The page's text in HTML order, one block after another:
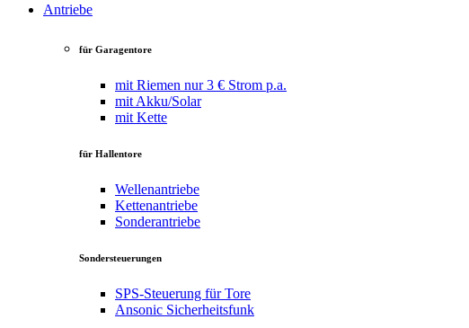
Antriebe
für Garagentore
mit Riemen nur 3 € Strom p.a.
mit Akku/Solar
mit Kette
für Hallentore
Wellenantriebe
Kettenantriebe
Sonderantriebe
Sondersteuerungen
SPS-Steuerung für Tore
Ansonic Sicherheitsfunk